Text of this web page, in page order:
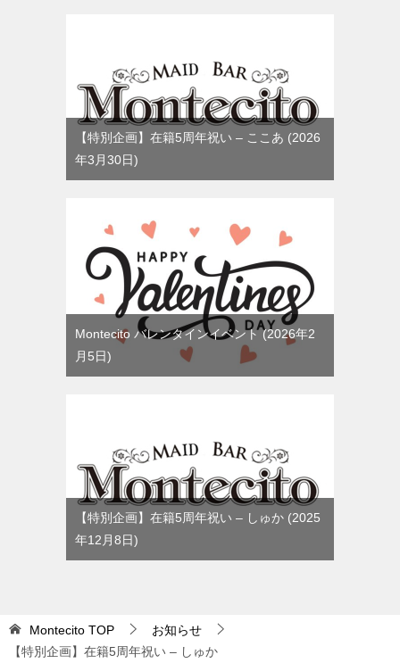
【特別企画】在籍5周年祝い – ここあ
2026
年3月30日
Montecito バレンタインイベント 2026年2
月5日
【特別企画】在籍5周年祝い – しゅか 2025
年12月8日
Montecito TOP
お知らせ
【特別企画】在籍5周年祝い – しゅか